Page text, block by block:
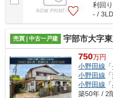
- /
売買 | 中古一戸建 宇部市大字東
750万円
小野田線 「
小野田線 「
小野田線 「
築50年 / 2